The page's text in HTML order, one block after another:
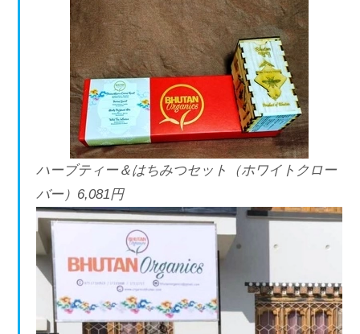
ハーブティー＆はちみつセット（ホワイトクロー
バー）6,081円